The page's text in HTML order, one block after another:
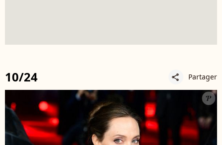
10/24 share Partager